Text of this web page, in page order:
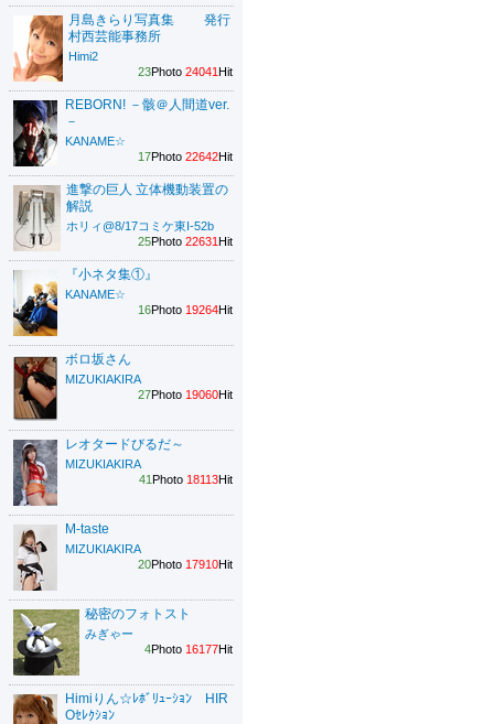
月島きらり写真集 発行
村西芸能事務所
Himi2
23Photo 24041Hit
REBORN! －骸＠人間道ver.
－
KANAME☆
17Photo 22642Hit
進撃の巨人 立体機動装置の
解説
ホリィ@8/17コミケ東I-52b
25Photo 22631Hit
『小ネタ集①』
KANAME☆
16Photo 19264Hit
ボロ坂さん
MIZUKIAKIRA
27Photo 19060Hit
レオタードびるだ～
MIZUKIAKIRA
41Photo 18113Hit
M-taste
MIZUKIAKIRA
20Photo 17910Hit
秘密のフォトスト
みぎゃー
4Photo 16177Hit
Himiりん☆ﾚﾎﾞﾘｭｰｼｮﾝ HIR
Oｾﾚｸｼｮﾝ